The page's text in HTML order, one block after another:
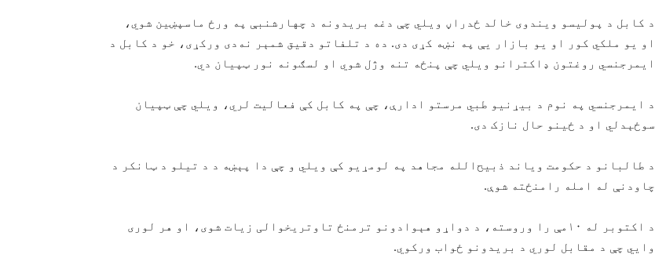
د کابل د پولیسو ویندوی خالد ځدراڼ ویلي چې دغه بریدونه د چهارشنبې په ورځ ماسپښین شوي،
او یو ملکي کور او یو بازار یې په نښه کړی دی. ده د تلفاتو دقیق شمېر نه‌دی ورکړی، خو د کابل د
ایمرجنسي روغتون ډاکترانو ویلي چې پنځه تنه وژل شوي او لسګونه نور ټپیان دي.
د ایمرجنسي په نوم د بیړنيو طبي مرستو ادارې، چې په کابل کې فعالیت لري، ویلي چې ټپیان
سوځېدلي او د ځینو حال نازک دی.
د طالبانو د حکومت ویاند ذبیح‌الله مجاهد په لومړیو کې ویلي و چې دا پېښه د د تیلو د ټانکر د
چاودنې له امله رامنځته شوې.
د اکتوبر له ۱۰مې را وروسته، د دواړو هېوادونو ترمنځ تاوتریخوالی زیات شوی، او هر لوری
وايي چې د مقابل لوري د بریدونو ځواب ورکوي.